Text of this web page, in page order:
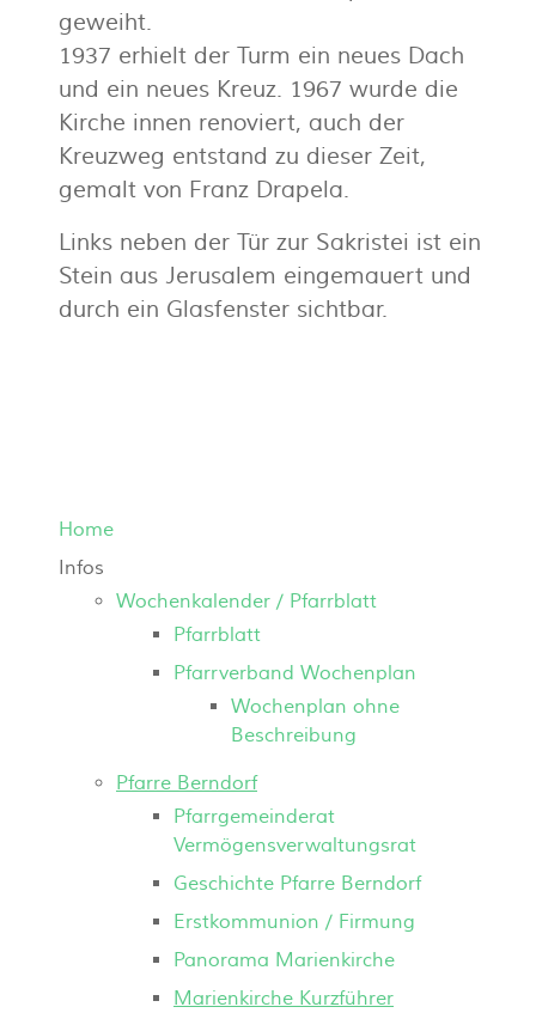
geweiht.
1937 erhielt der Turm ein neues Dach
und ein neues Kreuz. 1967 wurde die
Kirche innen renoviert, auch der
Kreuzweg entstand zu dieser Zeit,
gemalt von Franz Drapela.
Links neben der Tür zur Sakristei ist ein
Stein aus Jerusalem eingemauert und
durch ein Glasfenster sichtbar.
Home
Infos
Wochenkalender / Pfarrblatt
Pfarrblatt
Pfarrverband Wochenplan
Wochenplan ohne
Beschreibung
Pfarre Berndorf
Pfarrgemeinderat
Vermögensverwaltungsrat
Geschichte Pfarre Berndorf
Erstkommunion / Firmung
Panorama Marienkirche
Marienkirche Kurzführer